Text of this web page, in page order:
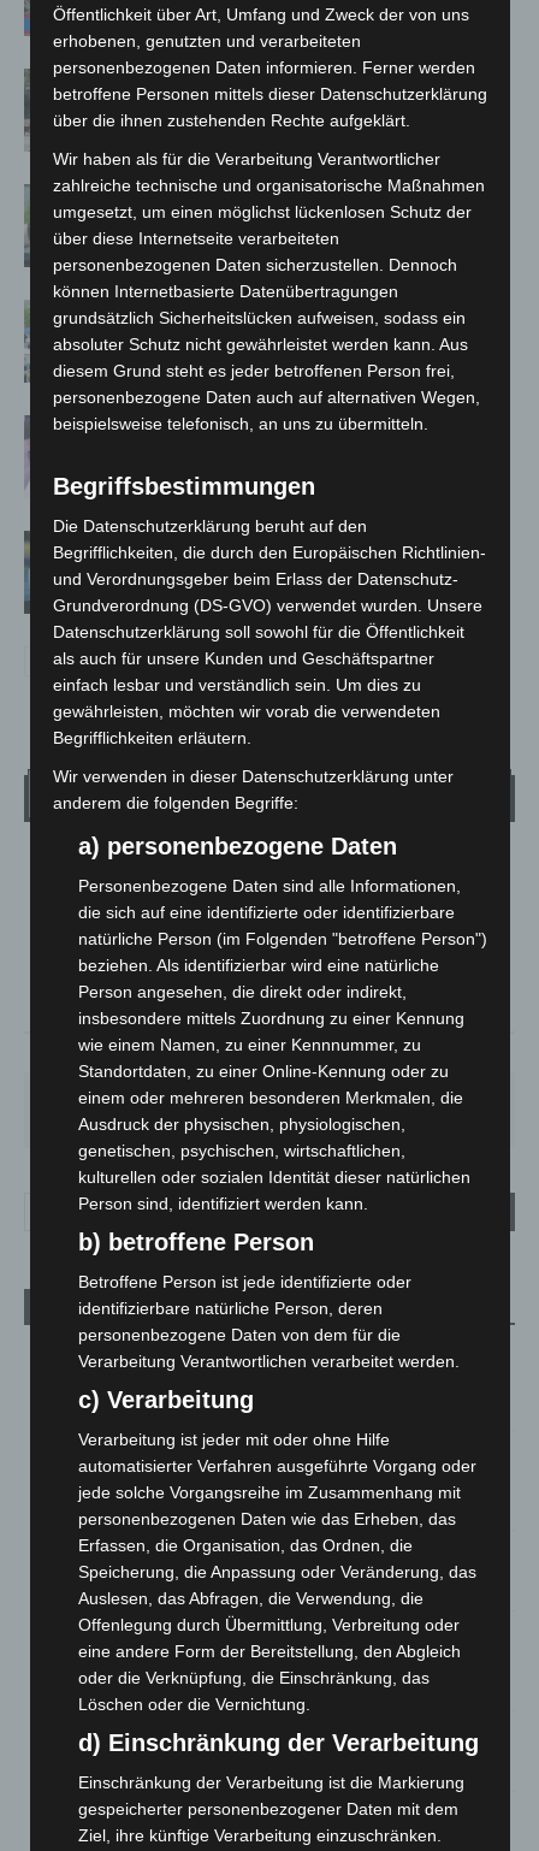
Gasleitung bei McDonald’s-Umbau in
Langenhagen beschädigt
Langenhagen: Autofahrer mit 3,17
Promille aus dem Verkehr gezogen
Blaulichtmeile Langenhagen 2026:
Polizei, Feuerwehr und Rettung
hautnah erleben
Polizei Langenhagen testet Aufnahme
Vermisste Seniorin aus Godshorn tot
aufgefunden
Wetter
LANGENHAGEN
Überwiegend Bewölkt
19.6°C 21.1°
19°
78% 0.5m/s 63%
DO.
29°
FR.
24°
SA.
27 °
SO.
31°
MO.
Aktuelle Beiträge
Region Hannover: 21 neue Notfallsanitäter starten beim
5. August 2026
Mann läuft mit Hockeyschläger über A7 – Polizei sucht
Zeugen
5. August 2026
Celle: Mensch stirbt bei Bagger-Unfall auf Baustelle
5. August 2026
Gasleitung bei McDonald’s-Umbau in Langenhagen
beschädigt
5. August 2026
Anklage nach Abschaltung von „Archetyp Market“ erhoben
Hannover: Polizei stoppt 166 Trunkenheitsfahrten bei
Großkontrolle
Öffentlichkeit über Art, Umfang und Zweck der von uns
erhobenen, genutzten und verarbeiteten
personenbezogenen Daten informieren. Ferner werden
betroffene Personen mittels dieser Datenschutzerklärung
über die ihnen zustehenden Rechte aufgeklärt.
Wir haben als für die Verarbeitung Verantwortlicher
zahlreiche technische und organisatorische Maßnahmen
umgesetzt, um einen möglichst lückenlosen Schutz der
über diese Internetseite verarbeiteten
personenbezogenen Daten sicherzustellen. Dennoch
können Internetbasierte Datenübertragungen
grundsätzlich Sicherheitslücken aufweisen, sodass ein
absoluter Schutz nicht gewährleistet werden kann. Aus
diesem Grund steht es jeder betroffenen Person frei,
personenbezogene Daten auch auf alternativen Wegen,
beispielsweise telefonisch, an uns zu übermitteln.
Begriffsbestimmungen
Die Datenschutzerklärung beruht auf den
Begrifflichkeiten, die durch den Europäischen Richtlinien-
und Verordnungsgeber beim Erlass der Datenschutz-
Grundverordnung (DS-GVO) verwendet wurden. Unsere
Datenschutzerklärung soll sowohl für die Öffentlichkeit
als auch für unsere Kunden und Geschäftspartner
einfach lesbar und verständlich sein. Um dies zu
gewährleisten, möchten wir vorab die verwendeten
Begrifflichkeiten erläutern.
Wir verwenden in dieser Datenschutzerklärung unter
anderem die folgenden Begriffe:
a) personenbezogene Daten
Personenbezogene Daten sind alle Informationen,
die sich auf eine identifizierte oder identifizierbare
natürliche Person (im Folgenden "betroffene Person")
beziehen. Als identifizierbar wird eine natürliche
Person angesehen, die direkt oder indirekt,
insbesondere mittels Zuordnung zu einer Kennung
wie einem Namen, zu einer Kennnummer, zu
Standortdaten, zu einer Online-Kennung oder zu
einem oder mehreren besonderen Merkmalen, die
Ausdruck der physischen, physiologischen,
genetischen, psychischen, wirtschaftlichen,
kulturellen oder sozialen Identität dieser natürlichen
Person sind, identifiziert werden kann.
b) betroffene Person
Betroffene Person ist jede identifizierte oder
identifizierbare natürliche Person, deren
personenbezogene Daten von dem für die
Verarbeitung Verantwortlichen verarbeitet werden.
c) Verarbeitung
Verarbeitung ist jeder mit oder ohne Hilfe
automatisierter Verfahren ausgeführte Vorgang oder
jede solche Vorgangsreihe im Zusammenhang mit
personenbezogenen Daten wie das Erheben, das
Erfassen, die Organisation, das Ordnen, die
Speicherung, die Anpassung oder Veränderung, das
Auslesen, das Abfragen, die Verwendung, die
Offenlegung durch Übermittlung, Verbreitung oder
eine andere Form der Bereitstellung, den Abgleich
oder die Verknüpfung, die Einschränkung, das
Löschen oder die Vernichtung.
d) Einschränkung der Verarbeitung
Einschränkung der Verarbeitung ist die Markierung
gespeicherter personenbezogener Daten mit dem
Ziel, ihre künftige Verarbeitung einzuschränken.